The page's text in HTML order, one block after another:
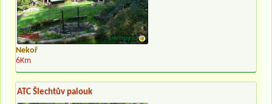
Nekoř
6Km
ATC Šlechtův palouk